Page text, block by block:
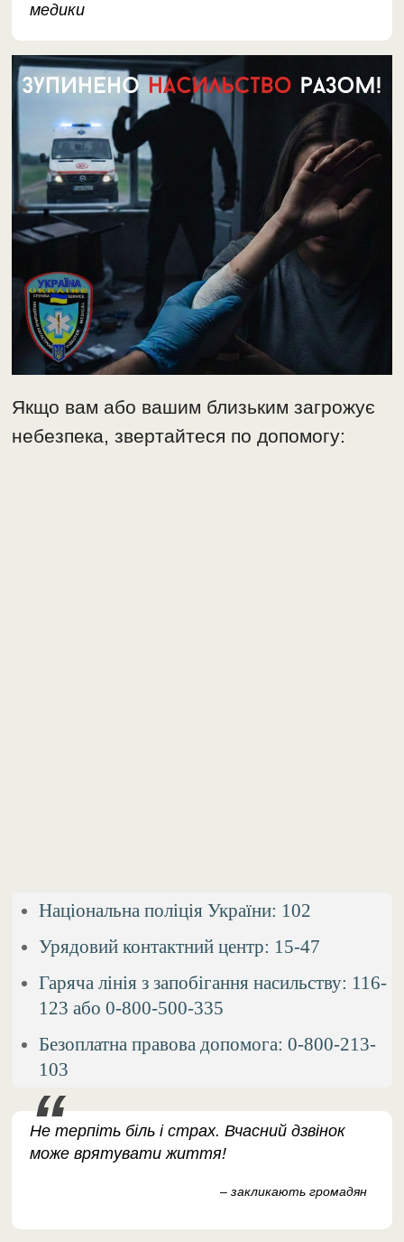
медики
​Якщо вам або вашим близьким загрожує
небезпека, звертайтеся по допомогу:
​Національна поліція України: 102
​Урядовий контактний центр: 15-47
​Гаряча лінія з запобігання насильству: 116-
123 або 0-800-500-335
​Безоплатна правова допомога: 0-800-213-
103
​Не терпіть біль і страх. Вчасний дзвінок
може врятувати життя!
– закликають громадян